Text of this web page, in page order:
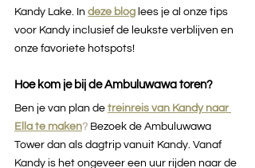
Kandy Lake. In deze blog lees je al onze tips
voor Kandy inclusief de leukste verblijven en
onze favoriete hotspots!
Hoe kom je bij de Ambuluwawa toren?
Ben je van plan de treinreis van Kandy naar
Ella te maken? Bezoek de Ambuluwawa
Tower dan als dagtrip vanuit Kandy. Vanaf
Kandy is het ongeveer een uur rijden naar de